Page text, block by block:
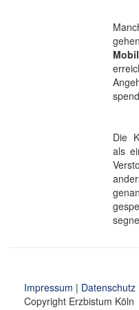
Die
als
Impressum | Datenschutz
Copyright Erzbistum Köln